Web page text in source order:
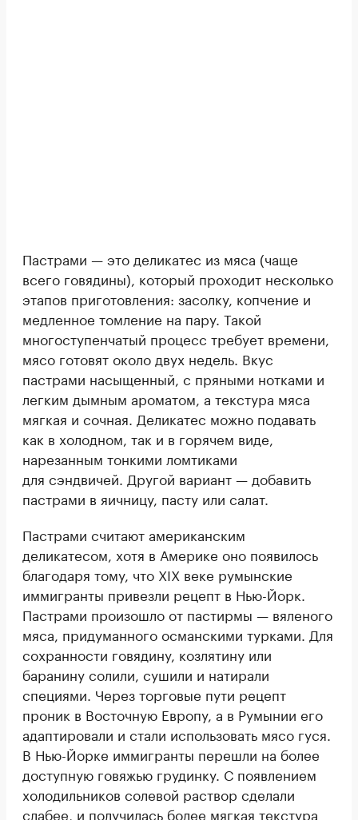
Пастрами — это деликатес из мяса (чаще
всего говядины), который проходит несколько
этапов приготовления: засолку, копчение и
медленное томление на пару. Такой
многоступенчатый процесс требует времени,
мясо готовят около двух недель. Вкус
пастрами насыщенный, с пряными нотками и
легким дымным ароматом, а текстура мяса
мягкая и сочная. Деликатес можно подавать
как в холодном, так и в горячем виде,
нарезанным тонкими ломтиками
для сэндвичей. Другой вариант — добавить
пастрами в яичницу, пасту или салат.
Пастрами считают американским
деликатесом, хотя в Америке оно появилось
благодаря тому, что XIX веке румынские
иммигранты привезли рецепт в Нью-Йорк.
Пастрами произошло от пастирмы — вяленого
мяса, придуманного османскими турками. Для
сохранности говядину, козлятину или
баранину солили, сушили и натирали
специями. Через торговые пути рецепт
проник в Восточную Европу, а в Румынии его
адаптировали и стали использовать мясо гуся.
В Нью-Йорке иммигранты перешли на более
доступную говяжью грудинку. С появлением
холодильников солевой раствор сделали
слабее, и получилась более мягкая текстура